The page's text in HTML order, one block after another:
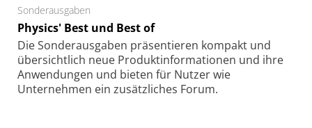
Sonderausgaben
Physics' Best und Best of
Die Sonder­ausgaben präsentieren kompakt und
übersichtlich neue Produkt­informationen und ihre
Anwendungen und bieten für Nutzer wie
Unternehmen ein zusätzliches Forum.